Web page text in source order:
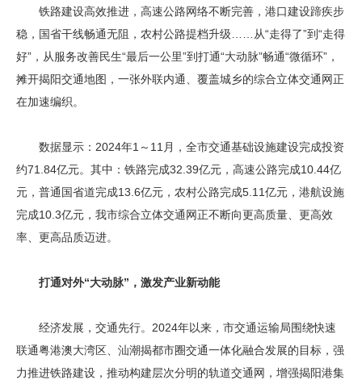
铁路建设高效推进，高速公路网络不断完善，港口建设蹄疾步
稳，国省干线畅通无阻，农村公路提档升级……从“走得了”到“走得
好”，从服务改善民生“最后一公里”到打通“大动脉”畅通“微循环”，
摊开揭阳交通地图，一张外联内通、覆盖城乡的综合立体交通网正
在加速编织。
数据显示：2024年1～11月，全市交通基础设施建设完成投资
约71.84亿元。其中：铁路完成32.39亿元，高速公路完成10.44亿
元，普通国省道完成13.6亿元，农村公路完成5.11亿元，港航设施
完成10.3亿元，我市综合立体交通网正不断向更高质量、更高效
率、更高品质迈进。
打通对外“大动脉”，激发产业新动能
经济发展，交通先行。2024年以来，市交通运输局围绕快速
联通粤港澳大湾区、汕潮揭都市圈交通一体化融合发展的目标，强
力推进铁路建设，推动构建层次分明的轨道交通网，增强揭阳港集